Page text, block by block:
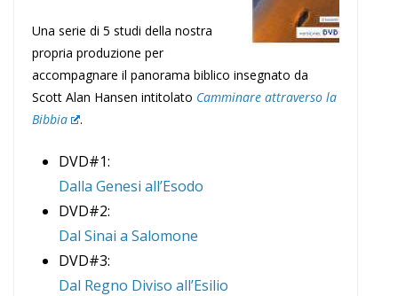
Una serie di 5 studi della nostra
propria produzione per
accompagnare il panorama biblico insegnato da
Scott Alan Hansen intitolato Camminare attraverso la
Bibbia
.
DVD#1:
Dalla Genesi all’Esodo
DVD#2:
Dal Sinai a Salomone
DVD#3:
Dal Regno Diviso all’Esilio